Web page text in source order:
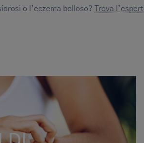
o l’eczema bolloso? Trova